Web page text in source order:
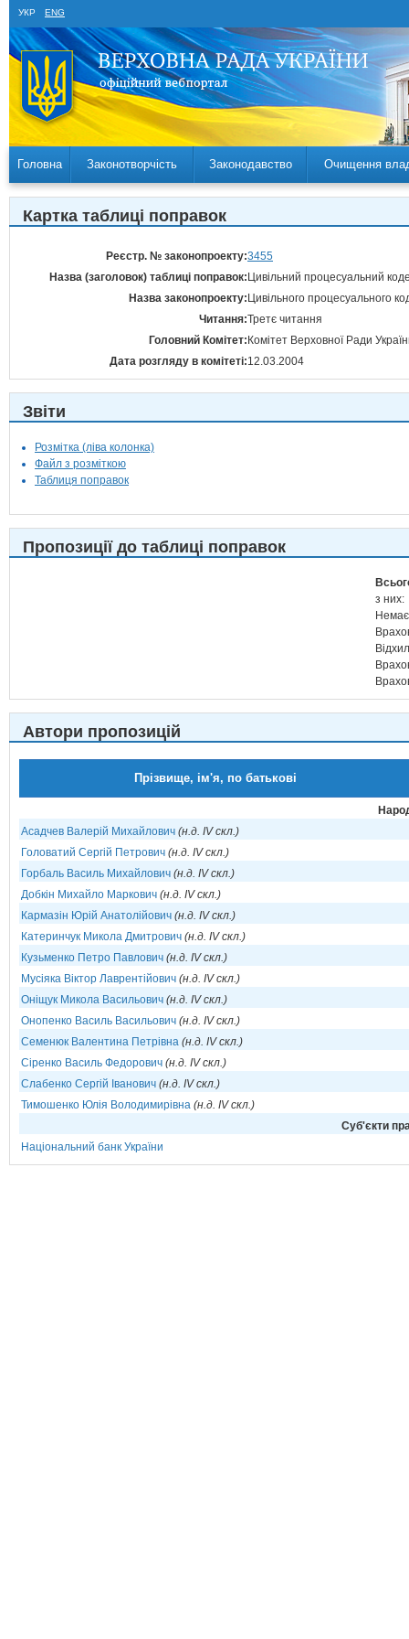
УКР ENG
Головна Законотворчість Законодавство Очищення
Картка таблиці поправок
Реєстр. № законопроекту:3455
Назва (заголовок) таблиці поправок: Цивільний процесуальний
Назва законопроекту: Цивільного процесуального
Читання:Третє читання
Головний Комітет: Комітет Верховної Ради
Дата розгляду в комітеті:12.03.2004
Звіти
Розмітка (ліва колонка)
Файл з розміткою
Таблиця поправок
Пропозиції до таблиці поправок
з них:
Автори пропозицій
Прізвище, ім'я, по батькові
Асадчев Валерій Михайлович (н.д. IV скл.)
Головатий Сергій Петрович (н.д. IV скл.)
Горбаль Василь Михайлович (н.д. IV скл.)
Добкін Михайло Маркович (н.д. IV скл.)
Кармазін Юрій Анатолійович (н.д. IV скл.)
Катеринчук Микола Дмитрович (н.д. IV скл.)
Кузьменко Петро Павлович (н.д. IV скл.)
Мусіяка Віктор Лаврентійович (н.д. IV скл.)
Оніщук Микола Васильович (н.д. IV скл.)
Онопенко Василь Васильович (н.д. IV скл.)
Семенюк Валентина Петрівна (н.д. IV скл.)
Сіренко Василь Федорович (н.д. IV скл.)
Слабенко Сергій Іванович (н.д. IV скл.)
Тимошенко Юлія Володимирівна (н.д. IV скл.)
Cуб'єкти
Національний банк України